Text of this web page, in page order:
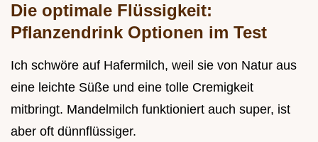
Die optimale Flüssigkeit:
Pflanzendrink Optionen im Test
Ich schwöre auf Hafermilch, weil sie von Natur aus
eine leichte Süße und eine tolle Cremigkeit
mitbringt. Mandelmilch funktioniert auch super, ist
aber oft dünnflüssiger.